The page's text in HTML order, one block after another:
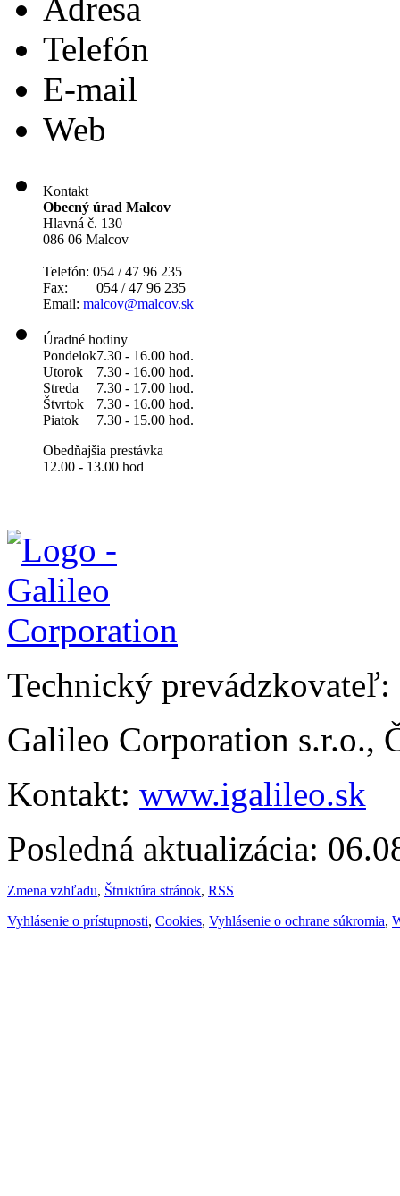
Adresa
Telefón
E-mail
Web
Kontakt
Obecný úrad Malcov
Hlavná č. 130
086 06 Malcov
Telefón: 054 / 47 96 235
Fax: 054 / 47 96 235
Email: malcov@malcov.sk
Úradné hodiny
Pondelok7.30 - 16.00 hod.
Utorok
7.30 - 16.00 hod.
Streda
7.30 - 17.00 hod.
Štvrtok
7.30 - 16.00 hod.
Piatok
7.30 - 15.00 hod.
Obedňajšia prestávka
12.00 - 13.00 hod
Technický prevádzkovateľ:
Galileo Corporation s.r.o.,
Kontakt: www.igalileo.sk
Posledná aktualizácia:
Zmena vzhľadu, Štruktúra stránok, RSS
Vyhlásenie o prístupnosti, Cookies, Vyhlásenie o ochrane súkromia,